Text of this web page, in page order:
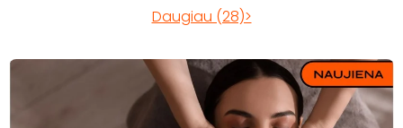
Daugiau (28)>